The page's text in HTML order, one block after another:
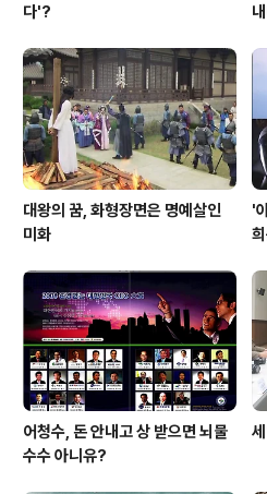
다'?
대왕의 꿈, 화형장면은 명예살인
미화
'
어청수, 돈 안내고 상 받으면 뇌물
수수 아니유?